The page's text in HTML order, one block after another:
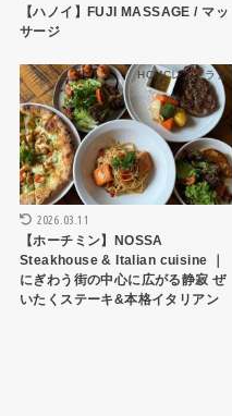
【ハノイ】FUJI MASSAGE / マッ
サージ
HCMCレストラン
2026.03.11
【ホーチミン】NOSSA
Steakhouse & Italian cuisine ｜
にぎわう街の中心に広がる静寂 ぜ
いたくステーキ&本格イタリアン